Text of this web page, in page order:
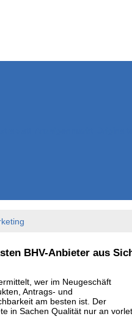
BHV-Anbieter aus
wer im Neugeschäft
Antrags- und
am besten ist. Der
in Sachen Qualität nur an